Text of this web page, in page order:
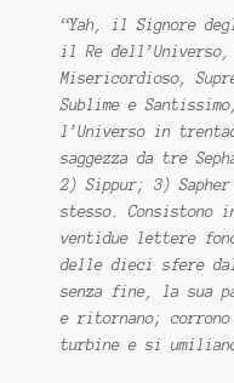
“Yah, il Signore
il Re dell’Universo,
Misericordioso,
Sublime e
l’Universo in
saggezza da tre
2) Sippur; 3)
stesso. Consistono
ventidue lettere
delle dieci sfere dal
senza fine, la sua
e ritornano;
turbine e si